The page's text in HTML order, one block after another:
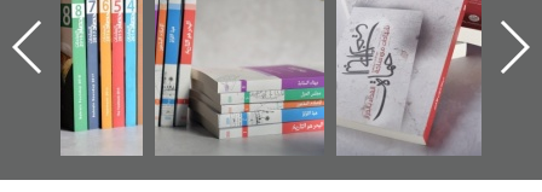
يقدمه «مركز أوال»
في سلسلة من 5
كتب
عسكري تصدر
«مرآة البحرين»